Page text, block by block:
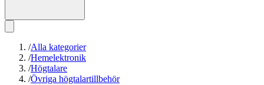
/Alla kategorier
/Hemelektronik
/Högtalare
/Övriga högtalartillbehör